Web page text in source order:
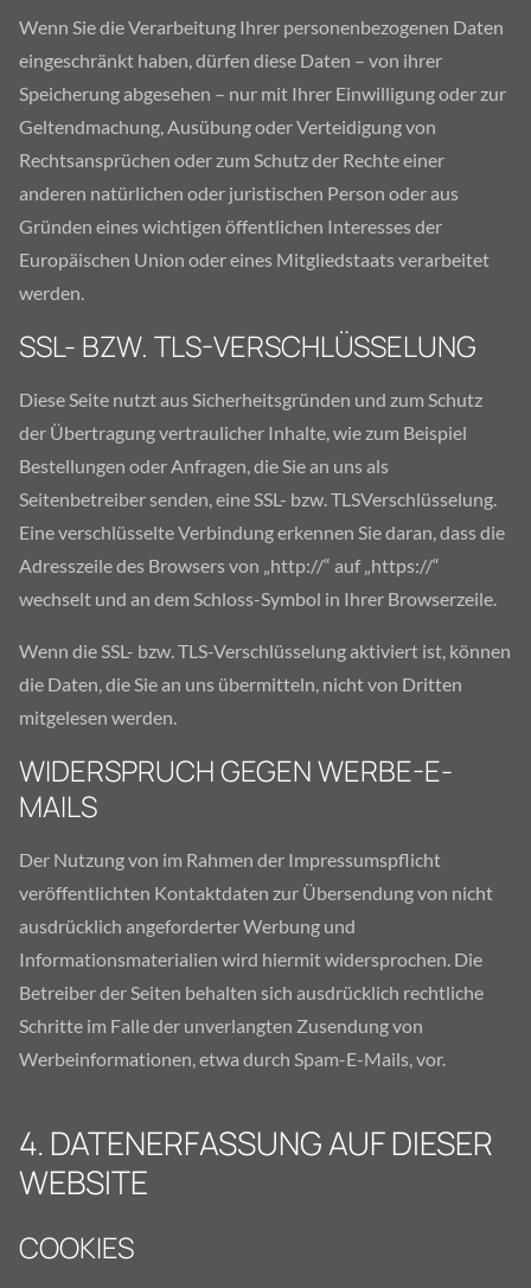
Wenn Sie die Verarbeitung Ihrer personenbezogenen Daten
eingeschränkt haben, dürfen diese Daten – von ihrer
Speicherung abgesehen – nur mit Ihrer Einwilligung oder zur
Geltendmachung, Ausübung oder Verteidigung von
Rechtsansprüchen oder zum Schutz der Rechte einer
anderen natürlichen oder juristischen Person oder aus
Gründen eines wichtigen öffentlichen Interesses der
Europäischen Union oder eines Mitgliedstaats verarbeitet
werden.
SSL- BZW. TLS-VERSCHLÜSSELUNG
Diese Seite nutzt aus Sicherheitsgründen und zum Schutz
der Übertragung vertraulicher Inhalte, wie zum Beispiel
Bestellungen oder Anfragen, die Sie an uns als
Seitenbetreiber senden, eine SSL- bzw. TLSVerschlüsselung.
Eine verschlüsselte Verbindung erkennen Sie daran, dass die
Adresszeile des Browsers von „http://“ auf „https://“
wechselt und an dem Schloss-Symbol in Ihrer Browserzeile.
Wenn die SSL- bzw. TLS-Verschlüsselung aktiviert ist, können
die Daten, die Sie an uns übermitteln, nicht von Dritten
mitgelesen werden.
WIDERSPRUCH GEGEN WERBE-E-
MAILS
Der Nutzung von im Rahmen der Impressumspflicht
veröffentlichten Kontaktdaten zur Übersendung von nicht
ausdrücklich angeforderter Werbung und
Informationsmaterialien wird hiermit widersprochen. Die
Betreiber der Seiten behalten sich ausdrücklich rechtliche
Schritte im Falle der unverlangten Zusendung von
Werbeinformationen, etwa durch Spam-E-Mails, vor.
4. DATENERFASSUNG AUF DIESER
WEBSITE
COOKIES